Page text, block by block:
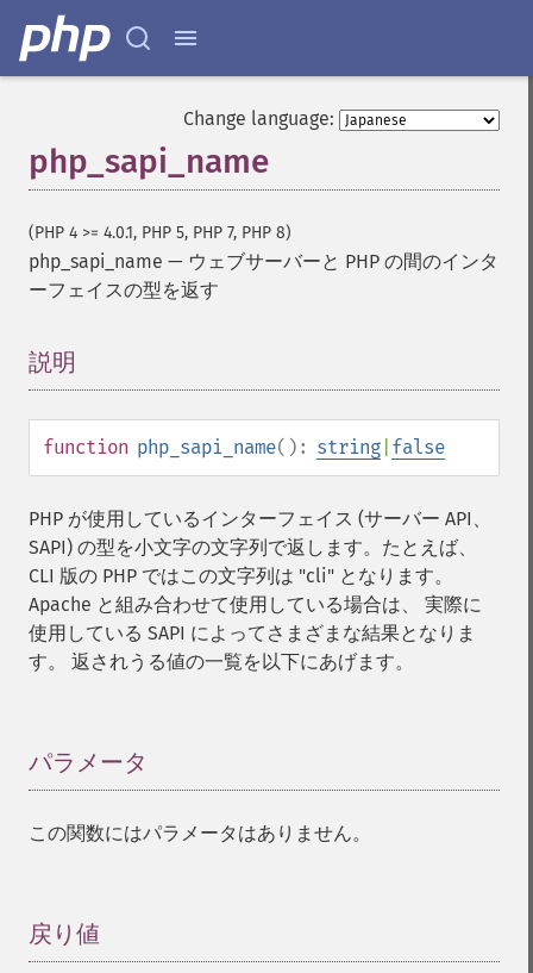
Change language:
php_sapi_name
(PHP 4 >= 4.0.1, PHP 5, PHP 7, PHP 8)
php_sapi_name — ウェブサーバーと PHP の間のインタ
ーフェイスの型を返す
説明
function php_sapi_name(): string false
PHP が使用しているインターフェイス (サーバー API、
SAPI) の型を小文字の文字列で返します。たとえば、
CLI 版の PHP ではこの文字列は "cli" となります。
Apache と組み合わせて使用している場合は、 実際に
使用している SAPI によってさまざまな結果となりま
す。 返されうる値の一覧を以下にあげます。
パラメータ
この関数にはパラメータはありません。
戻り値